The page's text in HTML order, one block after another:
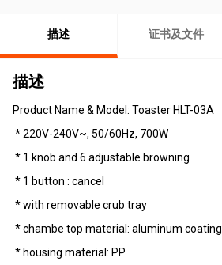
描述 证书及文件
描述
Product Name & Model: Toaster HLT-03A
* 220V-240V~, 50/60Hz, 700W
* 1 knob and 6 adjustable browning
* 1 button : cancel
* with removable crub tray
* chambe top material: aluminum coating
* housing material: PP